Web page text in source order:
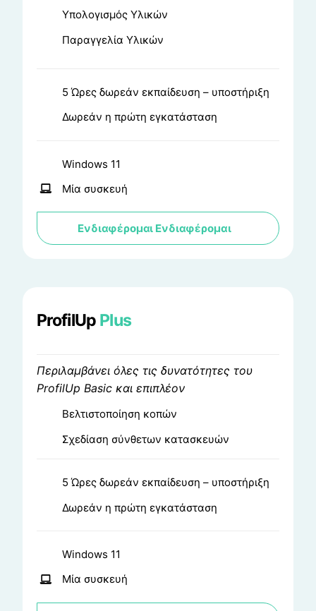
Υπολογισμός Υλικών
Παραγγελία Υλικών
5 Ώρες δωρεάν εκπαίδευση – υποστήριξη
Δωρεάν η πρώτη εγκατάσταση
Windows 11
Μία συσκευή
Ενδιαφέρομαι Ενδιαφέρομαι
ProfilUp Plus
Περιλαμβάνει όλες τις δυνατότητες του
ProfilUp Basic και επιπλέον
Βελτιστοποίηση κοπών
Σχεδίαση σύνθετων κατασκευών
5 Ώρες δωρεάν εκπαίδευση – υποστήριξη
Δωρεάν η πρώτη εγκατάσταση
Windows 11
Μία συσκευή